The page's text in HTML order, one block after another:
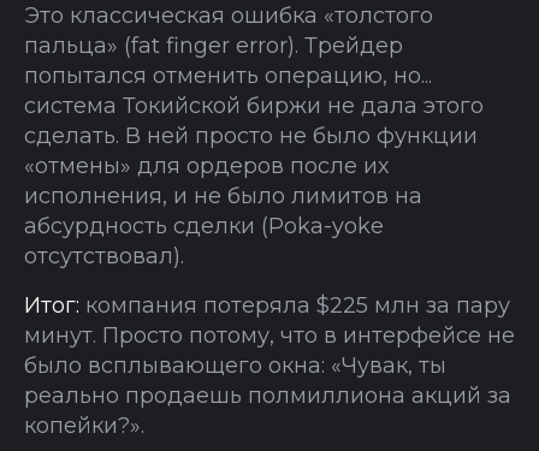
Это классическая ошибка «толстого
пальца» (fat finger error). Трейдер
попытался отменить операцию, но...
система Токийской биржи не дала этого
сделать. В ней просто не было функции
«отмены» для ордеров после их
исполнения, и не было лимитов на
абсурдность сделки (Poka-yoke
отсутствовал).
Итог: компания потеряла $225 млн за пару
минут. Просто потому, что в интерфейсе не
было всплывающего окна: «Чувак, ты
реально продаешь полмиллиона акций за
копейки?».